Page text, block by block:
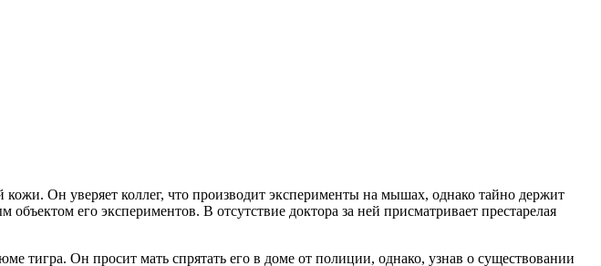
Он уверяет коллег, что производит эксперименты на мышах, однако тайно держит
его экспериментов. В отсутствие доктора за ней присматривает престарелая
тигра. Он просит мать спрятать его в доме от полиции, однако, узнав о существовании